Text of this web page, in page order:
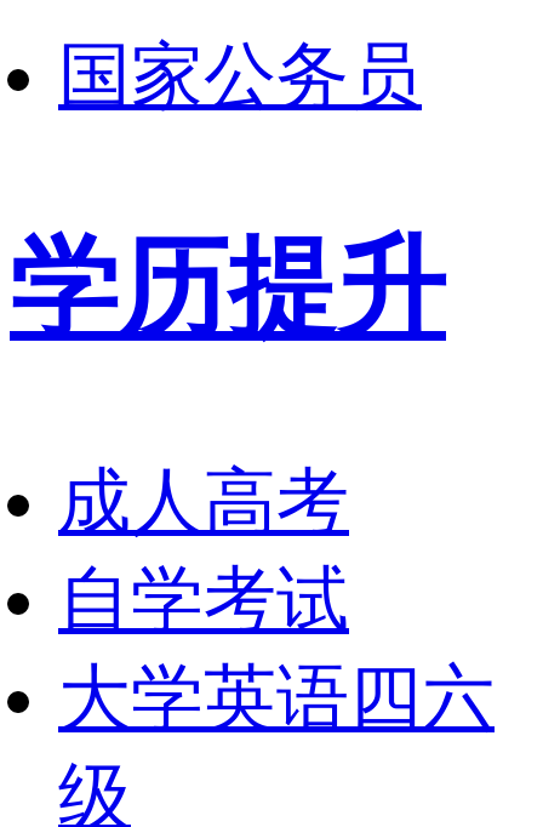
国家公务员
学历提升
成人高考
自学考试
大学英语四六
级